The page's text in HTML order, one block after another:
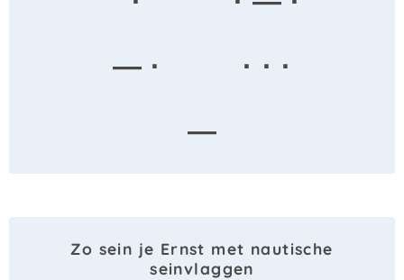
— ·
· · ·
—
Zo sein je Ernst met nautische
seinvlaggen